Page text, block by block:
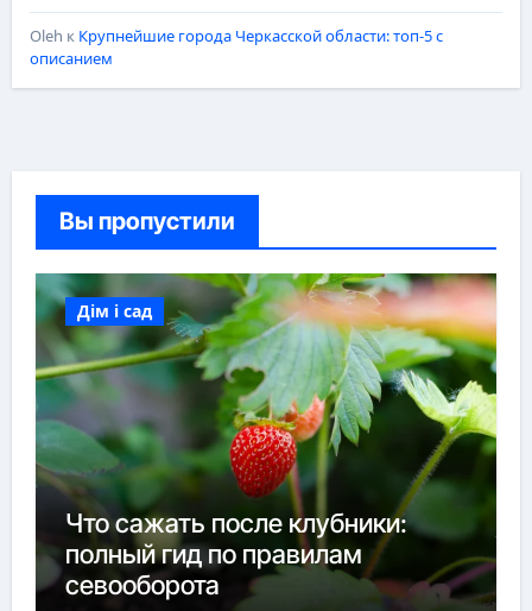
Oleh к Крупнейшие города Черкасской области: топ-5 с
описанием
Вы пропустили
Дім і сад
Что сажать после клубники:
полный гид по правилам
севооборота